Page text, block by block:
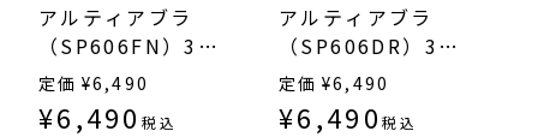
アルティアブラ
（SP606FN）3/4
カップ寄せ上げ
定価 ¥6,490
¥6,490 税込
アルティアブラ
（SP606DR）3/4
カップ丸胸
定価 ¥6,490
¥6,490 税込